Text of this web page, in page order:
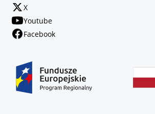
X
Youtube
Facebook